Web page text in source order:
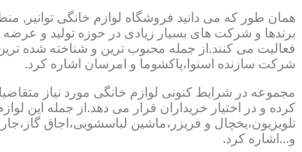
همان طور که می دانید فروشگاه لوازم خانگی توانیر,
برندها و شرکت های بسیار زیادی در حوزه تولید و عرضه
فعالیت می کنند.از جمله محبوب ترین و شناخته شده ترین
شرکت سازنده اسنوا،پاکشوما و امرسان اشاره کرد.
مجموعه در شرایط کنونی لوازم خانگی مورد نیاز
کرده و در اختیار خریداران قرار می دهد.از جمله این
تلویزیون،یخچال و فریزر،ماشین لباسشویی،اجاق
و...اشاره کرد.